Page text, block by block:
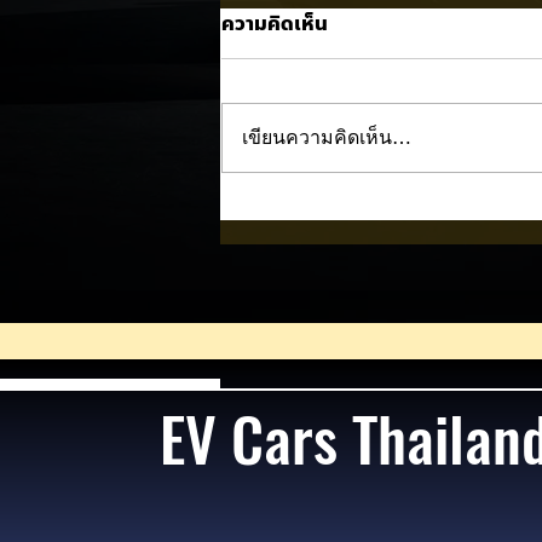
Trump ล้อคนขับรถ EV เป็น
ความคิดเห็น
เขียนความคิดเห็น…
EV Cars